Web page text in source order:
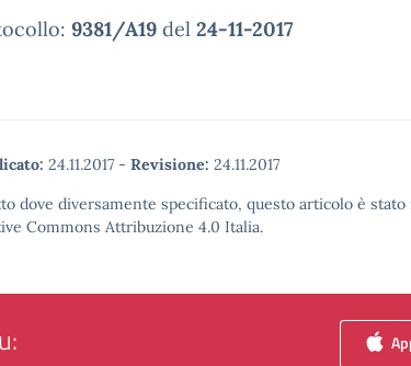
9381/A19 del 24-11-2017
24.11.2017 - Revisione: 24.11.2017
dove diversamente specificato, questo articolo è
Commons Attribuzione 4.0 Italia.